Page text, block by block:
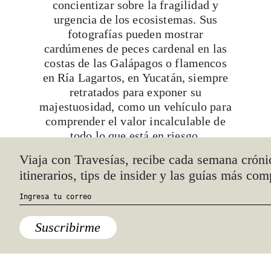
concientizar sobre la fragilidad y
urgencia de los ecosistemas. Sus
fotografías pueden mostrar
cardúmenes de peces cardenal en las
costas de las Galápagos o flamencos
en Ría Lagartos, en Yucatán, siempre
retratados para exponer su
majestuosidad, como un vehículo para
comprender el valor incalculable de
todo lo que está en riesgo.
El mensaje es claro: nada de esto está
perdido, todavía. Esa también es la
esencia que le ha dado a su trabajo
fama internacional. No sólo con
Viaja con Travesías, recibe cada semana
itinerarios, tips de insider y las guías más
Suscribirme